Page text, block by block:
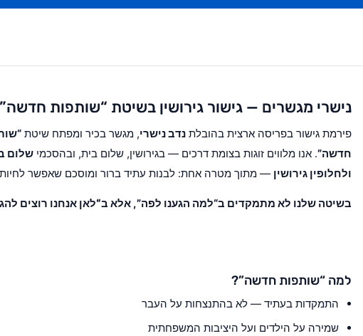
נישרי מגשרים — גישור גירושין בשיטת “שותפות חדשה”
פירמת גישור בפריסה ארצית בהובלת נדב נישרי, מגשר בכיר ומפתח שיטת
חדשה”. אנו מלווים זוגות בצומת דרכים — בגירושין, שלום בית, ובהסכמי שלום
ולחלופין גירושין — מתוך מטרה אחת: לבנות עתיד ברור ומוסכם שאפשר לחיות
בשיטה שלנו לא מתמקדים ב“למה הגענו לפה”, אלא ב“לאן אנחנו רוצים
למה “שותפות חדשה”?
התמקדות בעתיד — לא בהתנצחות על העבר
שמירה על הילדים ועל היציבות המשפחתית